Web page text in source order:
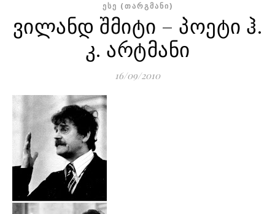
ᲔᲡᲔ (ᲗᲐᲠᲒᲛᲐᲜᲘ)
ვილანდ შმიტი – პოეტი ჰ.
კ. არტმანი
16/09/2010